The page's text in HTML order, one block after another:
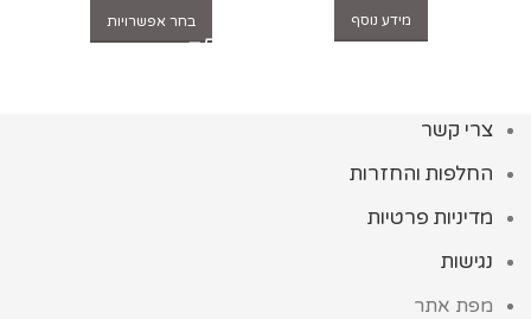
מידע נוסף בחר אפשרויות
צרי קשר
החלפות והחזרות
מדיניות פרטיות
נגישות
מפת אתר